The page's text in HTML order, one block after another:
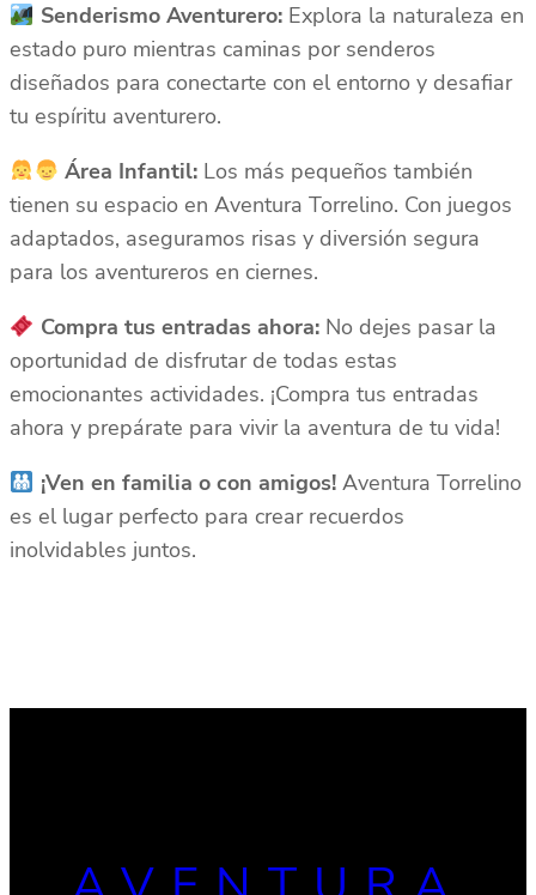
Senderismo Aventurero:Explora la naturaleza en
estado puro mientras caminas por senderos
diseñados para conectarte con el entorno y desafiar
tu espíritu aventurero.
Área Infantil: Los más pequeños también
tienen su espacio en Aventura Torrelino. Con juegos
adaptados, aseguramos risas y diversión segura
para los aventureros en ciernes.
Compra tus entradas ahora:No dejes pasar la
oportunidad de disfrutar de todas estas
emocionantes actividades. ¡Compra tus entradas
ahora y prepárate para vivir la aventura de tu vida!
¡Ven en familia o con amigos!Aventura Torrelino
es el lugar perfecto para crear recuerdos
inolvidables juntos.